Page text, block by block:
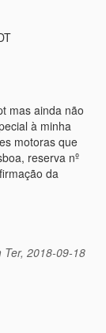
mas ainda não
à minha
motoras que
reserva nº
da
Ter, 2018-09-18